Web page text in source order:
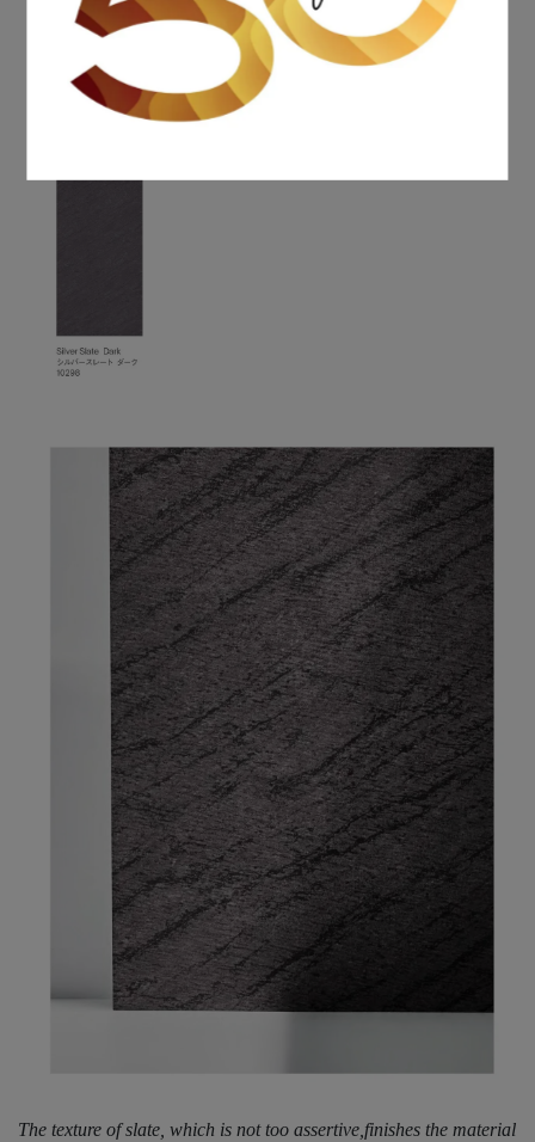
The texture of slate, which is not too assertive,finishes the material